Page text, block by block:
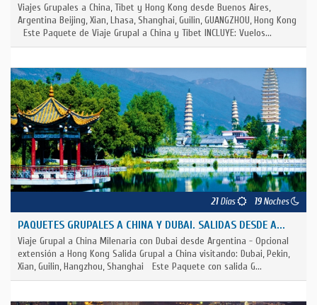
Viajes Grupales a China, Tibet y Hong Kong desde Buenos Aires,
Argentina Beijing, Xian, Lhasa, Shanghai, Guilin, GUANGZHOU, Hong Kong
Este Paquete de Viaje Grupal a China y Tibet INCLUYE: Vuelos...
21Días 19Noches
PAQUETES GRUPALES A CHINA Y DUBAI. SALIDAS DESDE A...
Viaje Grupal a China Milenaria con Dubai desde Argentina - Opcional
extensión a Hong Kong Salida Grupal a China visitando: Dubai, Pekin,
Xian, Guilin, Hangzhou, Shanghai Este Paquete con salida G...